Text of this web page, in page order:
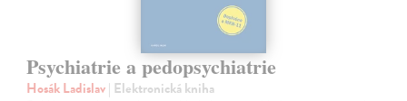
Psychiatrie a pedopsychiatrie
Hosák Ladislav| Elektronická kniha